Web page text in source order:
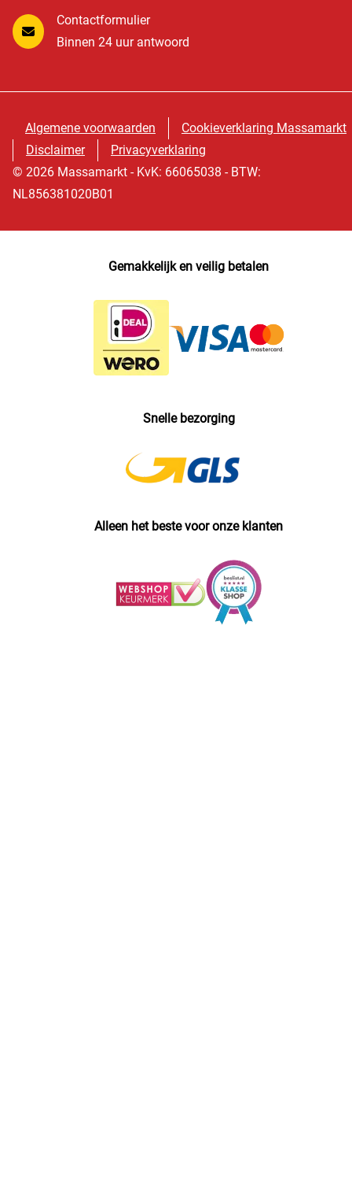
Contactformulier
Binnen 24 uur antwoord
Algemene voorwaarden
Cookieverklaring Massamarkt
Disclaimer
Privacyverklaring
© 2026 Massamarkt - KvK: 66065038 - BTW:
NL856381020B01
Gemakkelijk en veilig betalen
Snelle bezorging
Alleen het beste voor onze klanten